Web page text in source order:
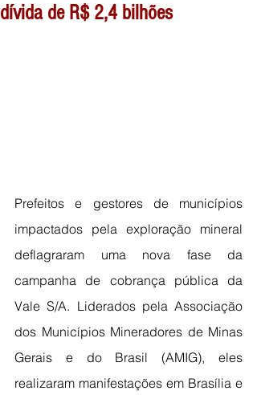
dívida de R$ 2,4 bilhões
Prefeitos e gestores de municípios
impactados pela exploração mineral
deflagraram uma nova fase da
campanha de cobrança pública da
Vale S/A. Liderados pela Associação
dos Municípios Mineradores de Minas
Gerais e do Brasil (AMIG), eles
realizaram manifestações em Brasília e